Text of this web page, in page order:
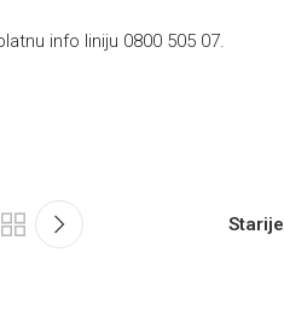
info liniju 0800 505 07.
Starije